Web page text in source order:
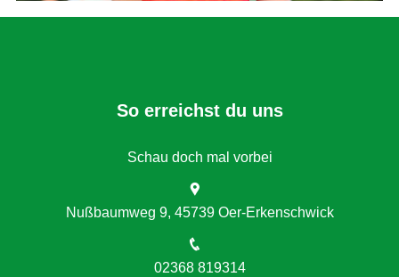
So erreichst du uns
Schau doch mal vorbei
Nußbaumweg 9, 45739 Oer-Erkenschwick
02368 819314